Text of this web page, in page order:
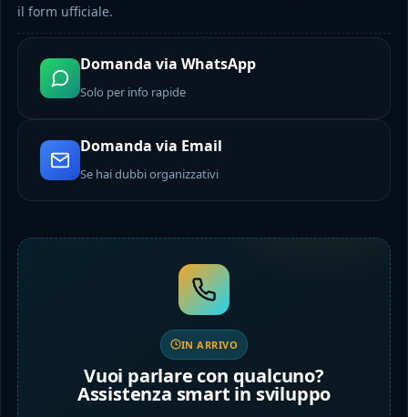
il form ufficiale.
Domanda via WhatsApp
Solo per info rapide
Domanda via Email
Se hai dubbi organizzativi
IN ARRIVO
Vuoi parlare con qualcuno?
Assistenza smart in sviluppo